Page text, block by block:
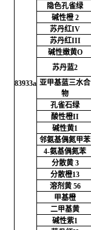
83933a
隐色孔雀绿
碱性橙 2
苏丹红IV
苏丹红III
碱性嫩黄O
苏丹蓝2
亚甲基蓝三水合
物
孔雀石绿
酸性橙II
碱性黄1
邻氨基偶氮甲苯
4-氨基偶氮苯
分散黄 3
分散橙13
溶剂黄 56
甲基橙
二甲基黄
碱性紫1